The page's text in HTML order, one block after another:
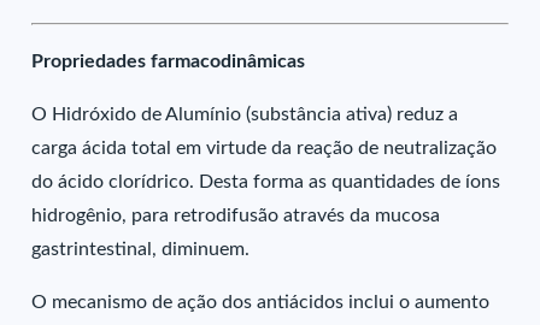
Propriedades farmacodinâmicas
O Hidróxido de Alumínio (substância ativa) reduz a
carga ácida total em virtude da reação de neutralização
do ácido clorídrico. Desta forma as quantidades de íons
hidrogênio, para retrodifusão através da mucosa
gastrintestinal, diminuem.
O mecanismo de ação dos antiácidos inclui o aumento